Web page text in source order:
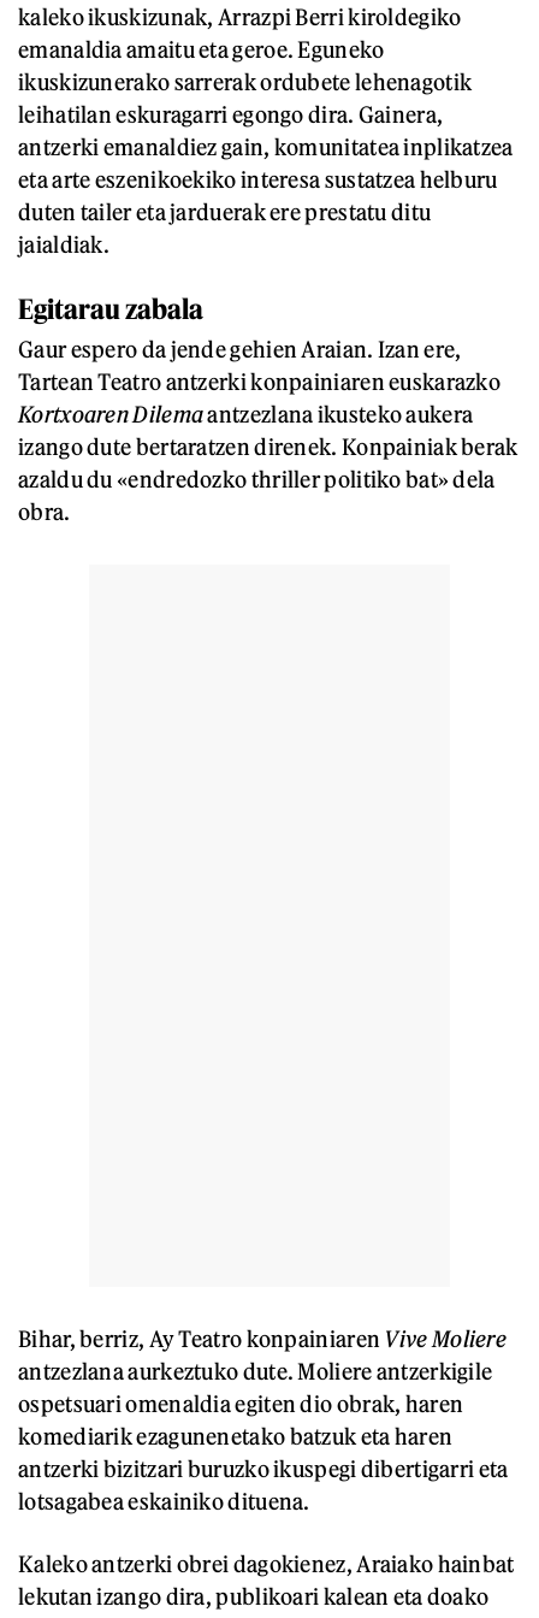
kaleko ikuskizunak, Arrazpi Berri kiroldegiko
emanaldia amaitu eta geroe. Eguneko
ikuskizunerako sarrerak ordubete lehenagotik
leihatilan eskuragarri egongo dira. Gainera,
antzerki emanaldiez gain, komunitatea inplikatzea
eta arte eszenikoekiko interesa sustatzea helburu
duten tailer eta jarduerak ere prestatu ditu
jaialdiak.
Egitarau zabala
Gaur espero da jende gehien Araian. Izan ere,
Tartean Teatro antzerki konpainiaren euskarazko
Kortxoaren Dilemaantzezlana ikusteko aukera
izango dute bertaratzen direnek. Konpainiak berak
azaldu du «endredozko thriller politiko bat» dela
obra.
Bihar, berriz, Ay Teatro konpainiaren Vive Moliere
antzezlana aurkeztuko dute. Moliere antzerkigile
ospetsuari omenaldia egiten dio obrak, haren
komediarik ezagunenetako batzuk eta haren
antzerki bizitzari buruzko ikuspegi dibertigarri eta
lotsagabea eskainiko dituena.
Kaleko antzerki obrei dagokienez, Araiako hainbat
lekutan izango dira, publikoari kalean eta doako